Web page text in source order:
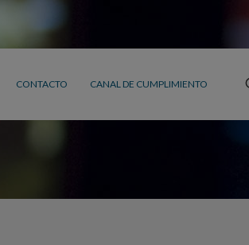
CONTACTO CANAL DE CUMPLIMIENTO